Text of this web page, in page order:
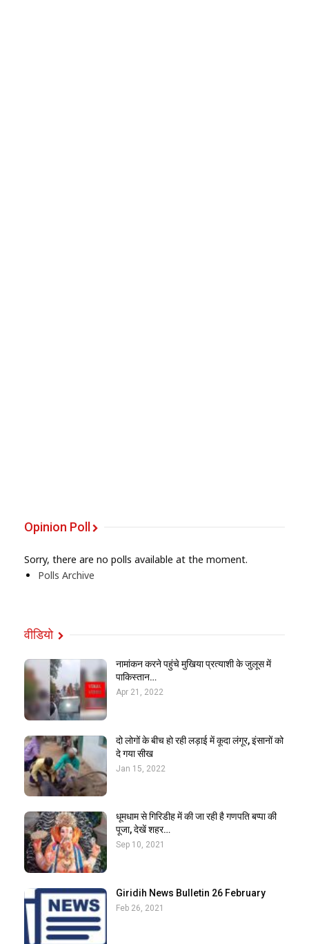
Opinion Poll
Sorry, there are no polls available at the moment.
Polls Archive
वीडियो
नामांकन करने पहुंचे मुखिया प्रत्याशी के जुलूस में
पाकिस्तान…
Apr 21, 2022
दो लोगों के बीच हो रही लड़ाई में कूदा लंगूर, इंसानों को
दे गया सीख
Jan 15, 2022
धूमधाम से गिरिडीह में की जा रही है गणपति बप्पा की
पूजा, देखें शहर…
Sep 10, 2021
Giridih News Bulletin 26 February
Feb 26, 2021